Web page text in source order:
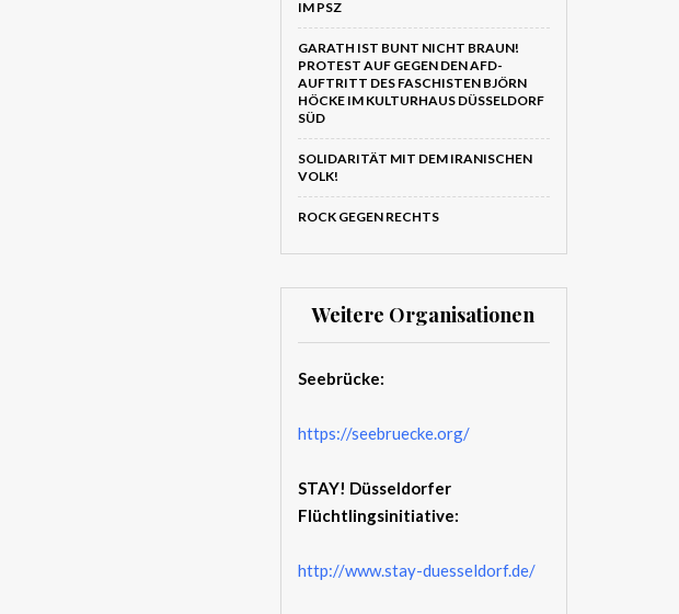
IM PSZ
GARATH IST BUNT NICHT BRAUN!
PROTEST AUF GEGEN DEN AFD-
AUFTRITT DES FASCHISTEN BJÖRN
HÖCKE IM KULTURHAUS DÜSSELDORF
SÜD
SOLIDARITÄT MIT DEM IRANISCHEN
VOLK!
ROCK GEGEN RECHTS
Weitere Organisationen
Seebrücke:
https://seebruecke.org/
STAY! Düsseldorfer
Flüchtlingsinitiative:
http://www.stay-duesseldorf.de/